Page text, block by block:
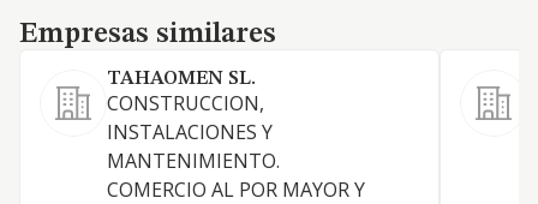
Empresas similares
Empresas similares
TAHAOMEN SL.
CONSTRUCCION,
INSTALACIONES Y
MANTENIMIENTO.
COMERCIO AL POR MAYOR Y